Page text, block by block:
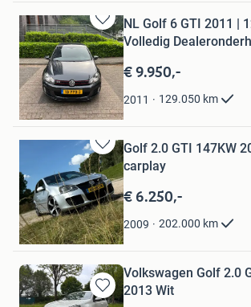
Bewaren
in
Mijn
Favorieten
NL Golf 6 GTI 2011 |
Volledig
€ 9.950,-
2011 129.050 km
Emil
Almere
Bewaren
in
Mijn
Favorieten
Golf 2.0 GTI 147KW
carplay
€ 6.250,-
2009 202.000 km
kimmie
Zwijndrecht
Bewaren
Volkswagen Golf 2.0
2013 Wit